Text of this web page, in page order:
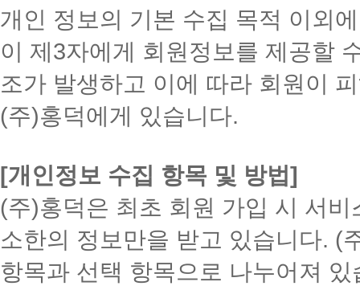
개인 정보의 기본 수집 목적 이외
이 제3자에게 회원정보를 제공할
조가 발생하고 이에 따라 회원이
(주)홍덕에게 있습니다.
[개인정보 수집 항목 및 방법]
(주)홍덕은 최초 회원 가입 시 서
소한의 정보만을 받고 있습니다. (
항목과 선택 항목으로 나누어져 있